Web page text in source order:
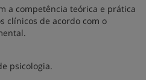
a competência teórica e prática
clínicos de acordo com o
psicologia.